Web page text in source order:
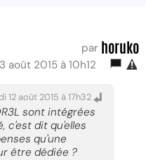
par horuko
août 2015 à 10h12
12 août 2015 à 17h32
sont intégrées
c'est dit qu'elles
qu'une
être dédiée ?